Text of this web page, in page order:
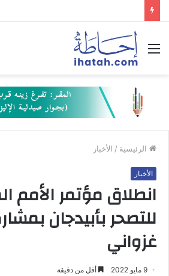
القائمة
الرئيسية / الأخبار
الأخبار
انطلاق مؤتمر الأمم
للتصحر بأبيدجان
غزواني
9 مايو 2022 أقل من دقيقة